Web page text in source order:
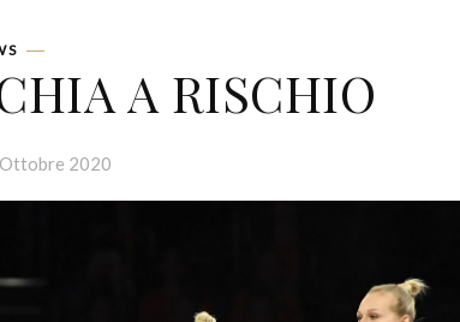
A RISCHIO
2020